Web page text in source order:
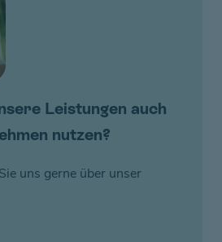
Leistungen auch
nutzen?
uns gerne über unser